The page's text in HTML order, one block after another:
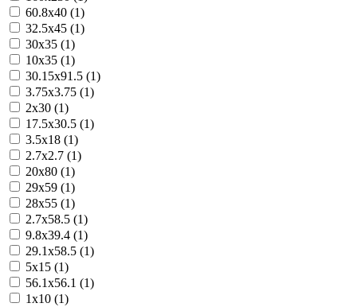
60.8x40 (1)
32.5x45 (1)
30x35 (1)
10x35 (1)
30.15x91.5 (1)
3.75x3.75 (1)
2x30 (1)
17.5x30.5 (1)
3.5x18 (1)
2.7x2.7 (1)
20x80 (1)
29x59 (1)
28x55 (1)
2.7x58.5 (1)
9.8x39.4 (1)
29.1x58.5 (1)
5x15 (1)
56.1x56.1 (1)
1x10 (1)